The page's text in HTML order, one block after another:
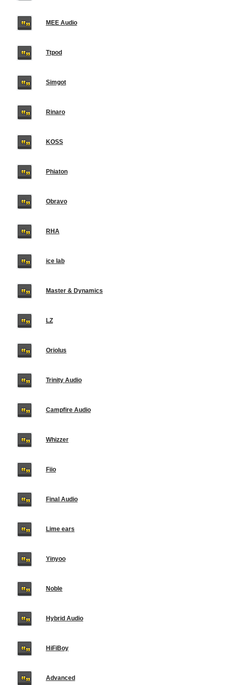
MEE Audio
Ttpod
Simgot
Rinaro
KOSS
Phiaton
Obravo
RHA
ice lab
Master & Dynamics
LZ
Oriolus
Trinity Audio
Campfire Audio
Whizzer
Fiio
Final Audio
Lime ears
Yinyoo
Noble
Hybrid Audio
HiFiBoy
Advanced